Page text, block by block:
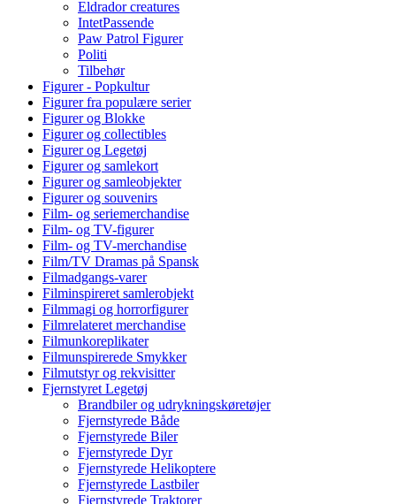
Eldrador creatures
IntetPassende
Paw Patrol Figurer
Politi
Tilbehør
Figurer - Popkultur
Figurer fra populære serier
Figurer og Blokke
Figurer og collectibles
Figurer og Legetøj
Figurer og samlekort
Figurer og samleobjekter
Figurer og souvenirs
Film- og seriemerchandise
Film- og TV-figurer
Film- og TV-merchandise
Film/TV Dramas på Spansk
Filmadgangs-varer
Filminspireret samlerobjekt
Filmmagi og horrorfigurer
Filmrelateret merchandise
Filmunkoreplikater
Filmunspirerede Smykker
Filmutstyr og rekvisitter
Fjernstyret Legetøj
Brandbiler og udrykningskøretøjer
Fjernstyrede Både
Fjernstyrede Biler
Fjernstyrede Dyr
Fjernstyrede Helikoptere
Fjernstyrede Lastbiler
Fjernstyrede Traktorer